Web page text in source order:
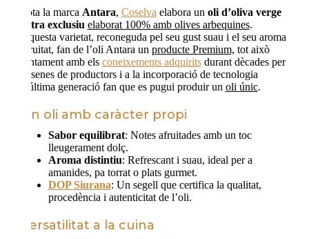
Sota la marca Antara, Coselva elabora un oli d’oliva verge
extra exclusiu elaborat 100% amb olives arbequines.
Aquesta varietat, reconeguda pel seu gust suau i el seu aroma
afruitat, fan de l’oli Antara un producte Premium, tot això
juntament amb els coneixements adquiritsdurant dècades per
desenes de productors i a la incorporació de tecnologia
d'última generació fan que es pugui produir un oli únic.
Un oli amb caràcter propi
Sabor equilibrat: Notes afruitades amb un toc
lleugerament dolç.
Aroma distintiu: Refrescant i suau, ideal per a
amanides, pa torrat o plats gurmet.
DOP Siurana: Un segell que certifica la qualitat,
procedència i autenticitat de l’oli.
Versatilitat a la cuina